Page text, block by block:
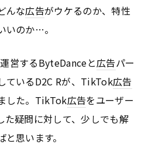
んな広告がウケるのか、特性
いのか…。
営するByteDanceと広告パー
ているD2C Rが、TikTok広告
した。TikTok広告をユーザー
た疑問に対して、少しでも解
思います。